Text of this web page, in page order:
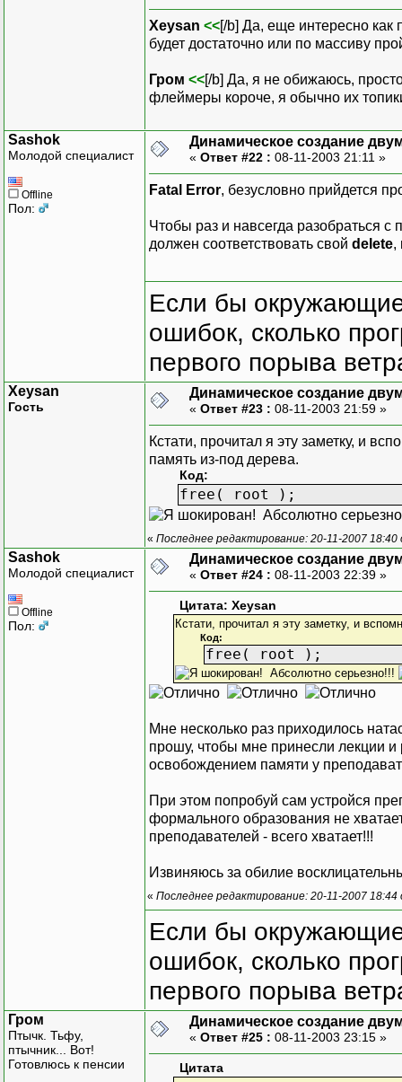
Xeysan <<[/b] Да, еще интересно как
будет достаточно или по массиву
Гром <<[/b] Да, я не обижаюсь,
флеймеры короче, я обычно их
Sashok
Молодой специалист
Offline
Пол:
Динамическое создание
« Ответ #22 : 08-11-2003 21:11 »
Fatal Error, безусловно прийдется
Чтобы раз и навсегда разобраться
должен соответствовать свой delete,
Если бы
ошибок, сколько
первого порыва
Xeysan
Гость
Динамическое создание
« Ответ #23 : 08-11-2003 21:59 »
Кстати, прочитал я эту заметку, и
память из-под дерева.
Код:
free( root );
Абсолютно
« Последнее редактирование: 20-11-2007 18:40
Sashok
Молодой специалист
Offline
Пол:
Динамическое создание
« Ответ #24 : 08-11-2003 22:39 »
Цитата: Xeysan
Кстати, прочитал я эту заметку, и
Код:
free( root );
Абсолютно серьезно!!!
Мне несколько раз приходилось
прошу, чтобы мне принесли лекции и
освобождением памяти у
При этом попробуй сам устройся
формального образования не
преподавателей - всего хватает!!!
Извиняюсь за обилие
« Последнее редактирование: 20-11-2007 18:44
Если бы
ошибок, сколько
первого порыва
Гром
Птычк. Тьфу,
птычник... Вот!
Готовлюсь к пенсии
Динамическое создание
« Ответ #25 : 08-11-2003 23:15 »
Цитата